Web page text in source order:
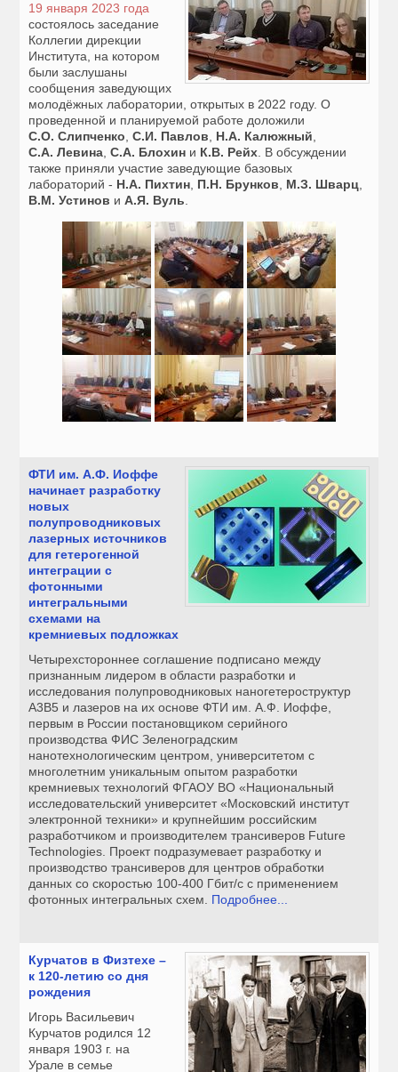
19 января 2023 года
состоялось заседание
Коллегии дирекции
Института, на котором
были заслушаны
сообщения заведующих
молодёжных лаборатории, открытых в 2022 году. О
проведенной и планируемой работе доложили
С.О. Слипченко ,С.И. Павлов Н.А. Калюжный
С.А. Левина ,С.А. Блохин и К.В. Рейх . В обсуждении
также приняли участие заведующие базовых
лабораторий - Н.А. Пихтин П.Н. Брунков М.З. Шварц
В.М. Устинов иА.Я. Вуль
ФТИ им. А.Ф. Иоффе
начинает разработку
новых
полупроводниковых
лазерных источников
для гетерогенной
интеграции с
фотонными
интегральными
схемами на
кремниевых подложках
Четырехстороннее соглашение подписано между
признанным лидером в области разработки и
исследования полупроводниковых наногетероструктур
А3В5 и лазеров на их основе ФТИ им. А.Ф. Иоффе,
первым в России постановщиком серийного
производства ФИС Зеленоградским
нанотехнологическим центром, университетом с
многолетним уникальным опытом разработки
кремниевых технологий ФГАОУ ВО «Национальный
исследовательский университет «Московский институт
электронной техники» и крупнейшим российским
разработчиком и производителем трансиверов Future
Technologies. Проект подразумевает разработку и
производство трансиверов для центров обработки
данных со скоростью 100-400 Гбит/с с применением
фотонных интегральных схем. Подробнее...
Курчатов в Физтехе –
к 120-летию со дня
рождения
Игорь Васильевич
Курчатов родился 12
января 1903 г. на
Урале в семье